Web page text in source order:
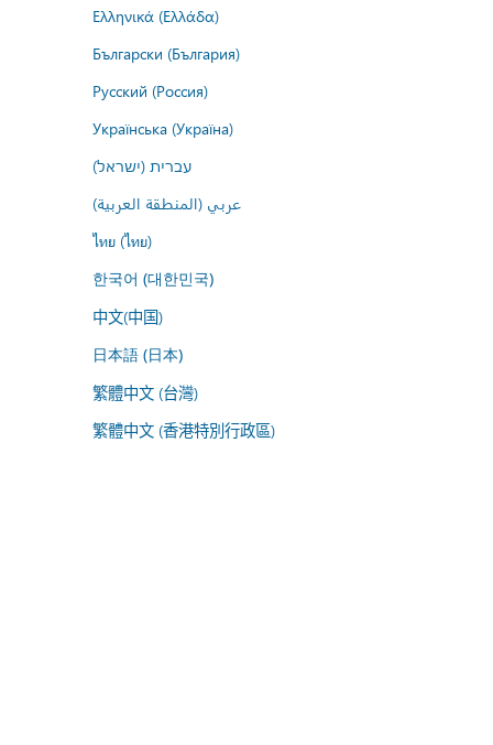
Ελληνικά (Ελλάδα)
Български (България)
Русский (Россия)
Українська (Україна)
עברית (ישראל)
عربي (المنطقة العربية)
ไทย (ไทย)
한국어 (대한민국)
中文(中国)
日本語 (日本)
繁體中文 (台灣)
繁體中文 (香港特別行政區)